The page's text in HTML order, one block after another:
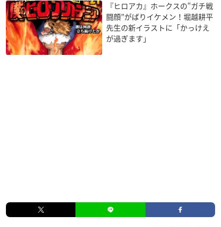
『ヒロアカ』ホークスの“ガチ戦
闘顔”がばりイケメン！堀越耕平
先生の新イラストに「かっけえ
が過ぎます」